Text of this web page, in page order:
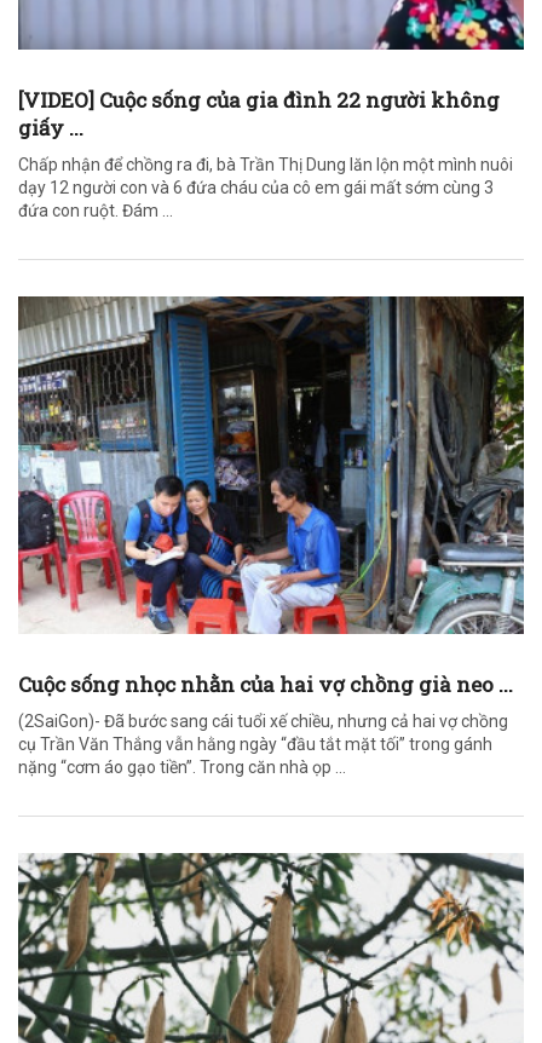
[VIDEO] Cuộc sống của gia đình 22 người không
giấy ...
Chấp nhận để chồng ra đi, bà Trần Thị Dung lăn lộn một mình nuôi
dạy 12 người con và 6 đứa cháu của cô em gái mất sớm cùng 3
đứa con ruột. Đám ...
Cuộc sống nhọc nhằn của hai vợ chồng già neo ...
(2SaiGon)- Đã bước sang cái tuổi xế chiều, nhưng cả hai vợ chồng
cụ Trần Văn Thắng vẫn hằng ngày “đầu tắt mặt tối” trong gánh
nặng “cơm áo gạo tiền”. Trong căn nhà ọp ...